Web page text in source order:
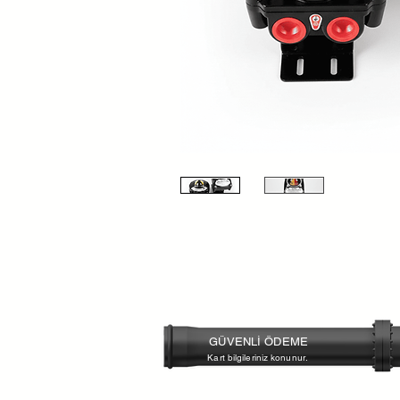
GÜVENLİ ÖDEME
Kart bilgileriniz konunur.